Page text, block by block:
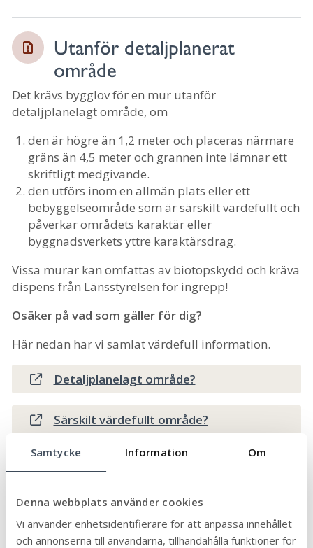
Samtycke Information Om
Denna webbplats använder cookies
Vi använder enhetsidentifierare för att anpassa innehållet
och annonserna till användarna, tillhandahålla funktioner för
Utanför detaljplanerat
område
Det krävs bygglov för en mur utanför
detaljplanelagt område, om
den är högre än 1,2 meter och placeras närmare
gräns än 4,5 meter och grannen inte lämnar ett
skriftligt medgivande.
den utförs inom en allmän plats eller ett
bebyggelseområde som är särskilt värdefullt och
påverkar områdets karaktär eller
byggnadsverkets yttre karaktärsdrag.
Vissa murar kan omfattas av biotopskydd och kräva
dispens från Länsstyrelsen för ingrepp!
Osäker på vad som gäller för dig?
Här nedan har vi samlat värdefull information.
Detaljplanelagt område?
Särskilt värdefullt område?
Vad säger Boverket?
Grannemedgivande från kommunen?